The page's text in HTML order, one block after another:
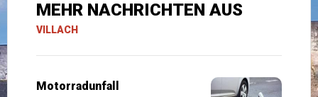
MEHR NACHRICHTEN AUS
VILLACH
Motorradunfall